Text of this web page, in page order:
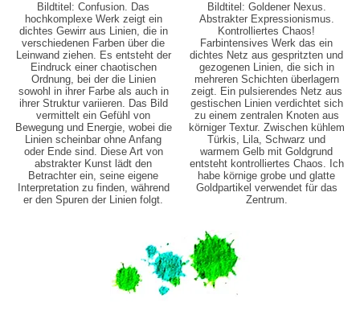
Bildtitel: Confusion. Das
hochkomplexe Werk zeigt ein
dichtes Gewirr aus Linien, die in
verschiedenen Farben über die
Leinwand ziehen. Es entsteht der
Eindruck einer chaotischen
Ordnung, bei der die Linien
sowohl in ihrer Farbe als auch in
ihrer Struktur variieren. Das Bild
vermittelt ein Gefühl von
Bewegung und Energie, wobei die
Linien scheinbar ohne Anfang
oder Ende sind. Diese Art von
abstrakter Kunst lädt den
Betrachter ein, seine eigene
Interpretation zu finden, während
er den Spuren der Linien folgt.
Bildtitel: Goldener Nexus.
Abstrakter Expressionismus.
Kontrolliertes Chaos!
Farbintensives Werk das ein
dichtes Netz aus gespritzten und
gezogenen Linien, die sich in
mehreren Schichten überlagern
zeigt. Ein pulsierendes Netz aus
gestischen Linien verdichtet sich
zu einem zentralen Knoten aus
körniger Textur. Zwischen kühlem
Türkis, Lila, Schwarz und
warmem Gelb mit Goldgrund
entsteht kontrolliertes Chaos. Ich
habe körnige grobe und glatte
Goldpartikel verwendet für das
Zentrum.